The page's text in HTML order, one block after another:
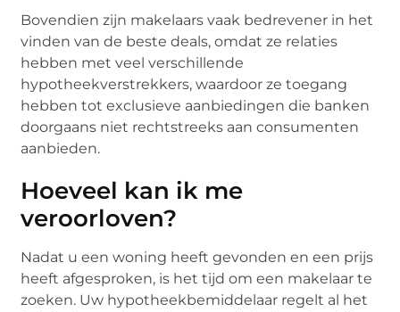
Bovendien zijn makelaars vaak bedrevener in het
vinden van de beste deals, omdat ze relaties
hebben met veel verschillende
hypotheekverstrekkers, waardoor ze toegang
hebben tot exclusieve aanbiedingen die banken
doorgaans niet rechtstreeks aan consumenten
aanbieden.
Hoeveel kan ik me
veroorloven?
Nadat u een woning heeft gevonden en een prijs
heeft afgesproken, is het tijd om een ​​makelaar te
zoeken. Uw hypotheekbemiddelaar regelt al het